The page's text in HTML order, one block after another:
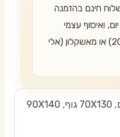
חינם בהזמנה
מעל 399 ₪, החזרה עד 14 יום, ואיסוף עצמי
מאשדוד (חיים משה שפירא 20) או מאשקלון (אלי
50X90 פנים, 70X130 גוף, 90X140